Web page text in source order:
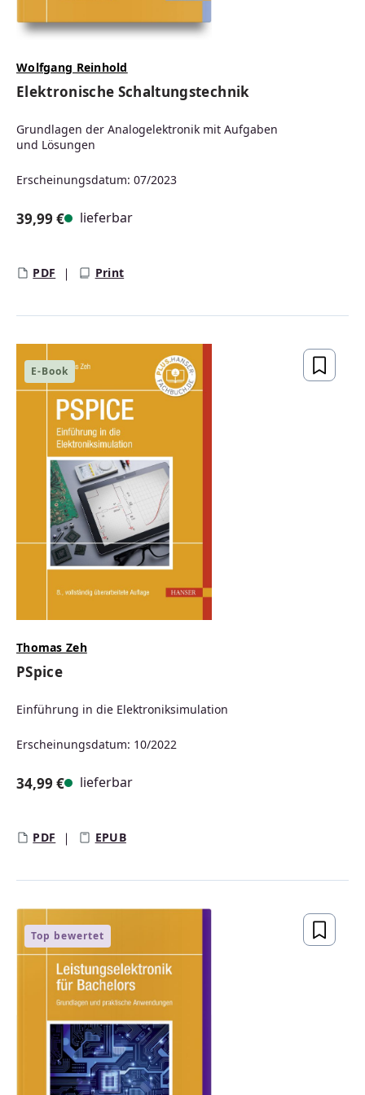
Wolfgang Reinhold
Elektronische Schaltungstechnik
Grundlagen der Analogelektronik mit Aufgaben
und Lösungen
Erscheinungsdatum: 07/2023
39,99 € lieferbar
PDF Print
E-Book
Thomas Zeh
PSpice
Einführung in die Elektroniksimulation
Erscheinungsdatum: 10/2022
34,99 € lieferbar
PDF EPUB
Top bewertet